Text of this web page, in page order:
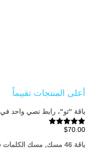
أعلى المنتجات تقييماً
باقة "تو"، رابط نصي واحد في 34 موقع لمدة شهر
تم التقييم
$70.00
باقة 46 مسك, مسك الكلمات في قوقل